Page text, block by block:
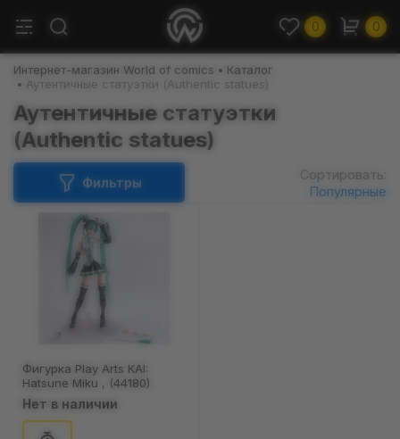
0 0
Интернет-магазин World of comics
Каталог
Аутентичные статуэтки (Authentic statues)
Аутентичные статуэтки
(Authentic statues)
Фильтры
Сортировать:
Популярные
Фигурка Play Arts KAI:
Hatsune Miku , (44180)
Нет в наличии